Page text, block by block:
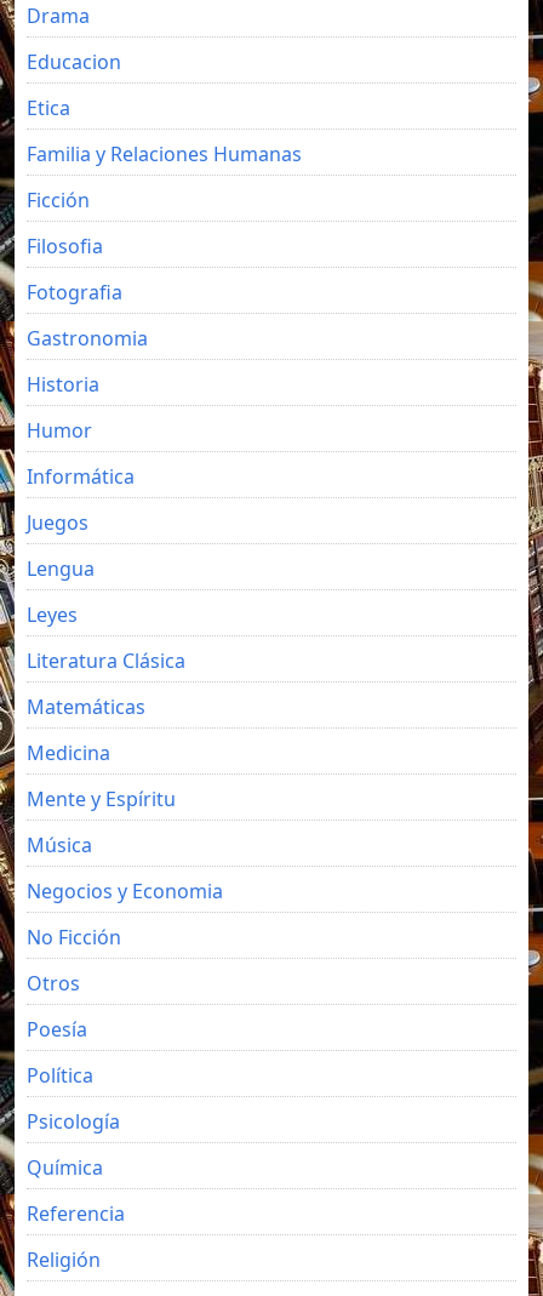
Drama
Educacion
Etica
Familia y Relaciones Humanas
Ficción
Filosofia
Fotografia
Gastronomia
Historia
Humor
Informática
Juegos
Lengua
Leyes
Literatura Clásica
Matemáticas
Medicina
Mente y Espíritu
Música
Negocios y Economia
No Ficción
Otros
Poesía
Política
Psicología
Química
Referencia
Religión